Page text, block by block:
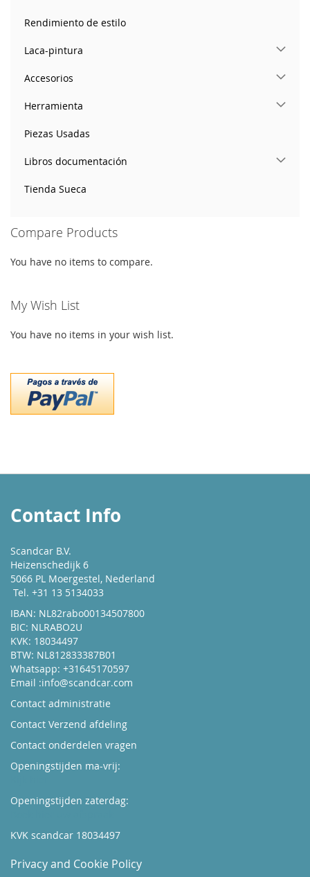
Rendimiento de estilo
Laca-pintura
Accesorios
Herramienta
Piezas Usadas
Libros documentación
Tienda Sueca
Compare Products
You have no items to compare.
My Wish List
You have no items in your wish list.
Contact Info
Scandcar B.V.
Heizenschedijk 6
5066 PL Moergestel, Nederland
Tel. +31 13 5134033
IBAN: NL82rabo00134507800
BIC: NLRABO2U
KVK: 18034497
BTW: NL812833387B01
Whatsapp: +31645170597
Email :info@scandcar.com
Contact administratie
Contact Verzend afdeling
Contact onderdelen vragen
Openingstijden ma-vrij:
Openingstijden zaterdag:
KVK scandcar 18034497
Privacy and Cookie Policy